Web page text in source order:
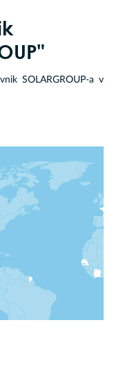
SOLARGROUP-a v